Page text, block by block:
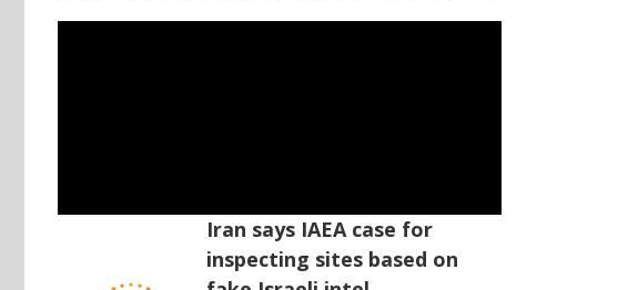
Iran says IAEA case for
inspecting sites based on